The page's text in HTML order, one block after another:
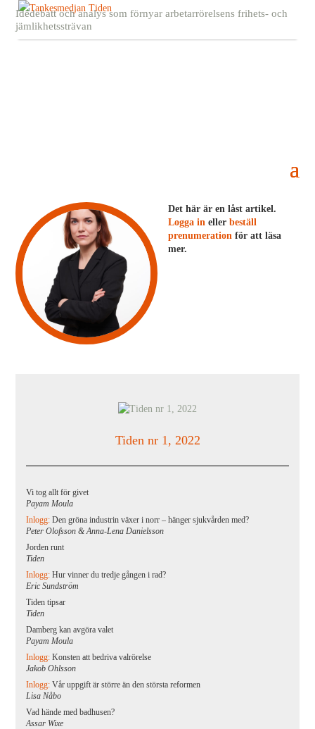
Idédebatt och analys som förnyar arbetarrörelsens frihets- och
jämlikhetssträvan
Det här är en låst artikel.
Logga in eller beställ
prenumeration för att läsa
mer.
Tiden nr 1, 2022
Vi tog allt för givet
Payam Moula
Inlogg:Den gröna industrin växer i norr – hänger sjukvården med?
Peter Olofsson & Anna-Lena Danielsson
Jorden runt
Tiden
Inlogg:Hur vinner du tredje gången i rad?
Eric Sundström
Tiden tipsar
Tiden
Damberg kan avgöra valet
Payam Moula
Inlogg:Konsten att bedriva valrörelse
Jakob Ohlsson
Inlogg:Vår uppgift är större än den största reformen
Lisa Nåbo
Vad hände med badhusen?
Assar Wixe